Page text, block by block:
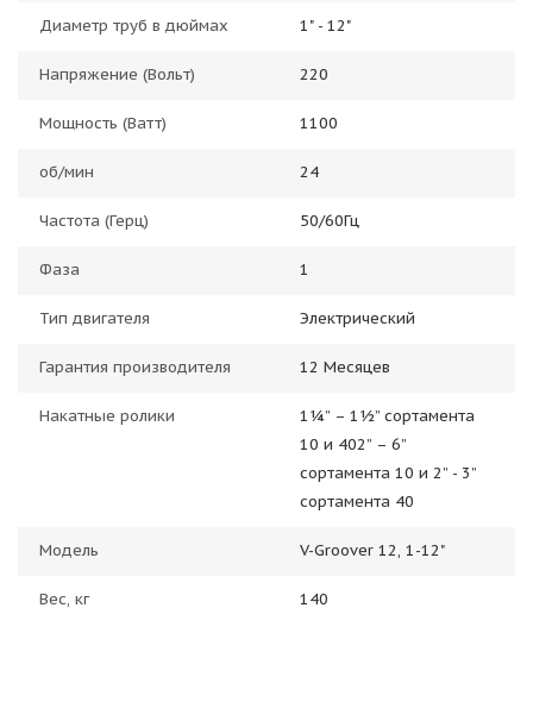
Диаметр труб в дюймах 1" - 12"
Напряжение (Вольт) 220
Мощность (Ватт) 1100
об/мин 24
Частота (Герц) 50/60Гц
Фаза 1
Тип двигателя Электрический
Гарантия производителя 12 Месяцев
Накатные ролики
1¼” – 1½” сортамента
10 и 402” – 6”
сортамента 10 и 2” - 3”
сортамента 40
Модель V-Groover 12, 1-12"
Вес, кг 140